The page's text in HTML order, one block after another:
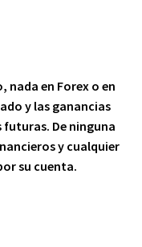
nada en Forex o en
y las ganancias
De ninguna
y cualquier
su cuenta.